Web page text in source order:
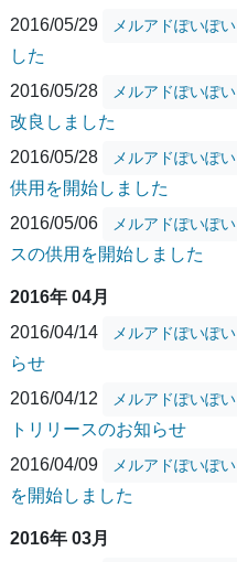
2016/05/29
メルアドぽいぽい
した
2016/05/28
メルアドぽいぽい
改良しました
2016/05/28
メルアドぽいぽい
供用を開始しました
2016/05/06
メルアドぽいぽい
スの供用を開始しました
2016年 04月
2016/04/14
メルアドぽいぽい
らせ
2016/04/12
メルアドぽいぽい
トリリースのお知らせ
2016/04/09
メルアドぽいぽい
を開始しました
2016年 03月